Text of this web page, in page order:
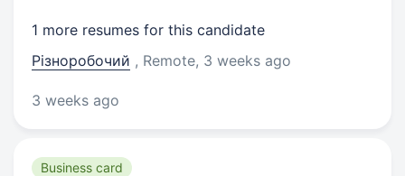
1 more resumes for this candidate
Різноробочий , Remote, 3 weeks ago
3 weeks ago
Business card